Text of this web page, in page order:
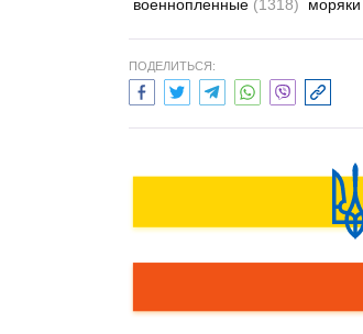
военнопленные (1318) моряки
ПОДЕЛИТЬСЯ: